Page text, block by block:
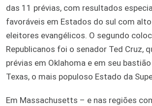
das 11 prévias, com resultados
favoráveis em Estados do sul com
eleitores evangélicos. O segundo
Republicanos foi o senador Ted Cruz,
prévias em Oklahoma e em seu
Texas, o mais populoso Estado da
Em Massachusetts – e nas regiões